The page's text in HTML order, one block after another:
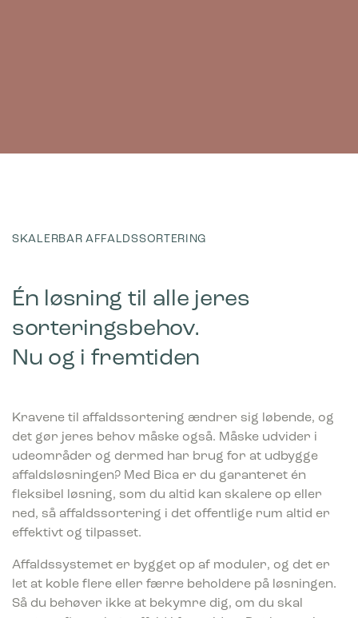
SKALERBAR AFFALDSSORTERING
Én løsning til alle jeres
sorteringsbehov.
Nu og i fremtiden
Kravene til affaldssortering ændrer sig løbende, og
det gør jeres behov måske også. Måske udvider i
udeområder og dermed har brug for at udbygge
affaldsløsningen? Med Bica er du garanteret én
fleksibel løsning, som du altid kan skalere op eller
ned, så affaldssortering i det offentlige rum altid er
effektivt og tilpasset.
Affaldssystemet er bygget op af moduler, og det er
let at koble flere eller færre beholdere på løsningen.
Så du behøver ikke at bekymre dig, om du skal